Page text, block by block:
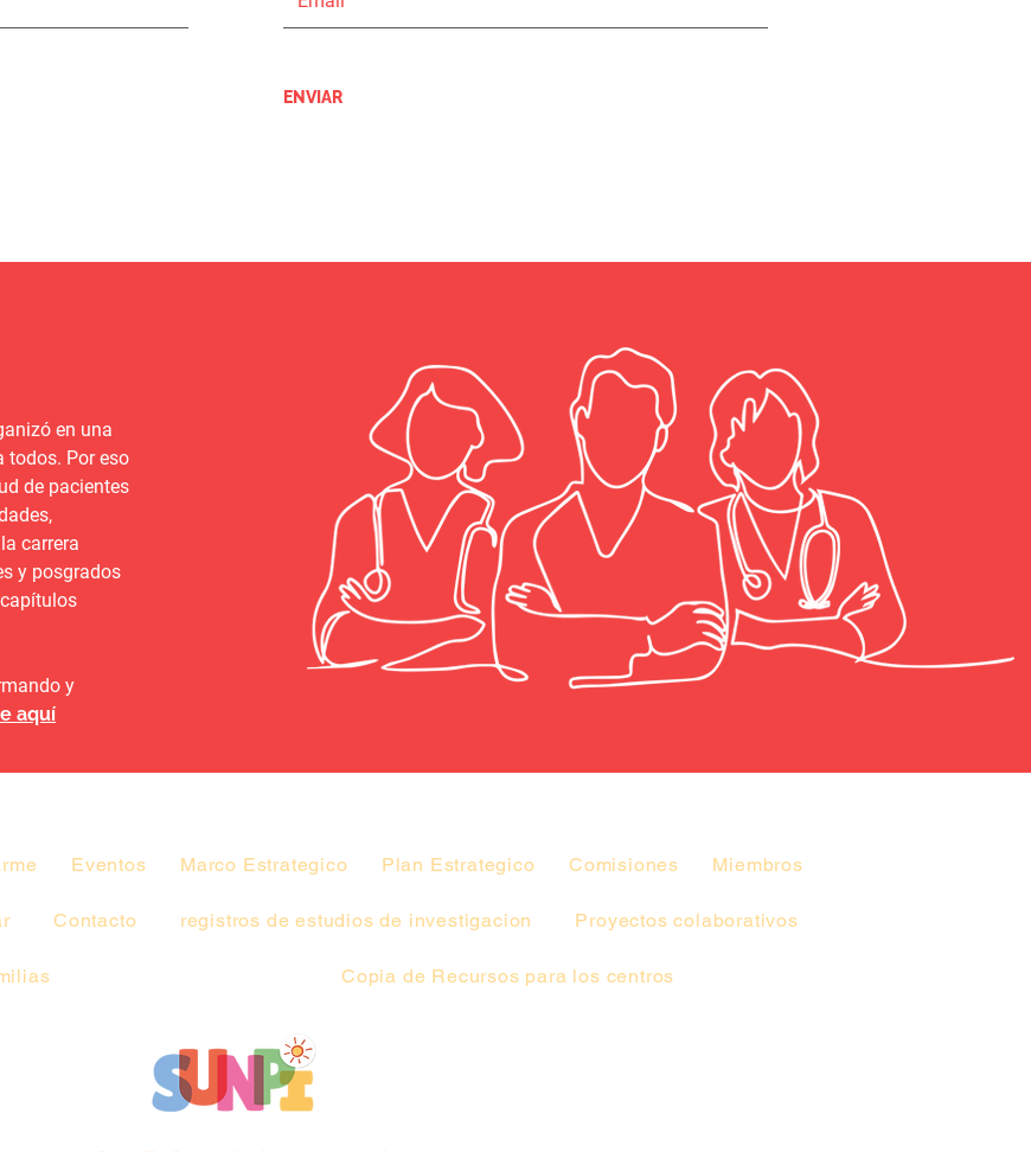
ENVIAR
en una
todos. Por eso
de pacientes
carrera
y posgrados
y
aquí
Eventos Marco Estrategico Plan Estrategico Comisiones Miembros
Contacto registros de estudios de investigacion Proyectos colaborativos
Copia de Recursos para los centros